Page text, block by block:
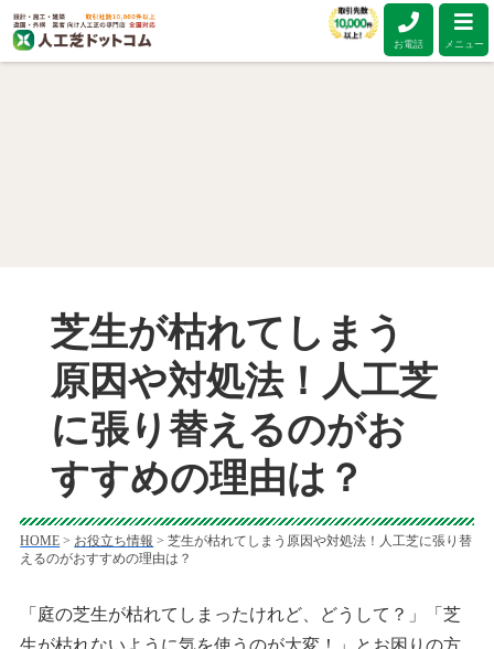
芝生が枯れてしまう
原因や対処法！人工芝
に張り替えるのがお
すすめの理由は？
HOME > お役立ち情報 >芝生が枯れてしまう原因や対処法！人工芝に張り替
えるのがおすすめの理由は？
「庭の芝生が枯れてしまったけれど、どうして？」「芝
生が枯れないように気を使うのが大変！」とお困りの方
お電話 メニュー